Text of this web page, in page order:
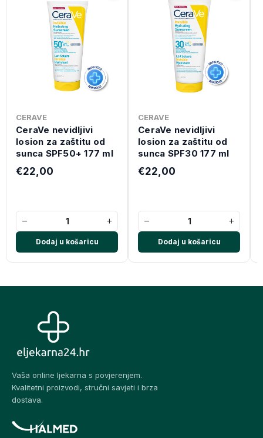
CERAVE
CeraVe nevidljivi
losion za zaštitu od
sunca SPF50+ 177 ml
€22,00
− +
Dodaj u košaricu
CERAVE
CeraVe nevidljivi
losion za zaštitu od
sunca SPF30 177 ml
€22,00
− +
Dodaj u košaricu
Vaša online ljekarna s povjerenjem.
Kvalitetni proizvodi, stručni savjeti i brza
dostava.